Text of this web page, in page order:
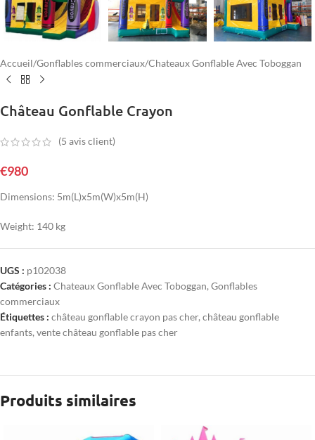
Accueil/Gonflables commerciaux/Chateaux Gonflable Avec Toboggan
Château Gonflable Crayon
(5 avis client)
€980
Dimensions: 5m(L)x5m(W)x5m(H)
Weight: 140 kg
UGS : p102038
Catégories : Chateaux Gonflable Avec Toboggan, Gonflables
commerciaux
Étiquettes : château gonflable crayon pas cher, château gonflable
enfants, vente château gonflable pas cher
Produits similaires